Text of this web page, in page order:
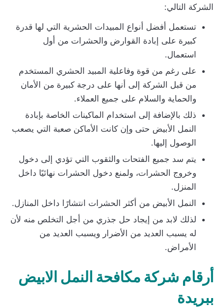
الشركة التالي:
تستعمل أفضل أنواع المبيدات الحشرية التي لها قدرة
كبيرة على إبادة القوارض والحشرات من أول
استعمال.
على رغم من قوة وفاعلية المبيد الحشري المستخدم
من قبل الشركة إلى أنها على درجة كبيرة من الأمان
والحماية والسلام على جميع العملاء.
ذلك بالإضافة إلى استخدام الماكينات الخاصة بإبادة
النمل الأبيض حتى وإن كانت الأماكن صعبة التي يصعب
الوصول إليها.
يتم سد جميع الفتحات والثقوب التي تؤدي إلى دخول
وخروج الحشرات، ولمنع دخول الحشرات نهائيًا داخل
المنزل.
النمل الأبيض من أكثر الحشرات انتشارًا داخل المنازل.
لذلك لابد من إيجاد حل جذري من أجل التخلص منه لأن
له يسبب العديد من الأضرار ويسبب العديد من
الأمراض.
أرقام شركة مكافحة النمل الابيض
ببريدة